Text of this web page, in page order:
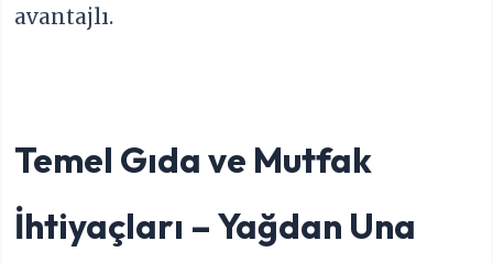
avantajlı.
Temel Gıda ve Mutfak
İhtiyaçları – Yağdan Una